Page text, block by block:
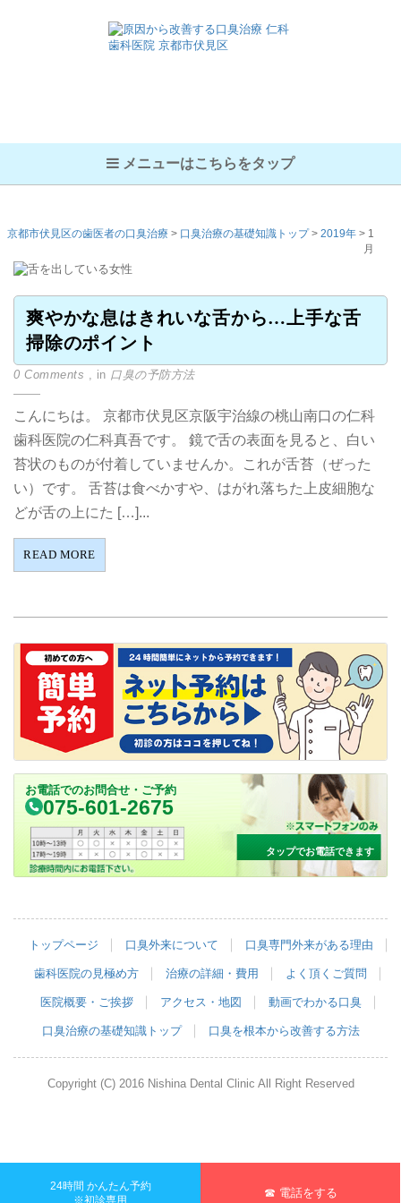
メニューはこちらをタップ
24時間 かんたん予約
※初診専用
☎ 電話をする
京都市伏見区の歯医者の口臭治療 > 口臭治療の基礎知識トップ> 2019年 > 1
月
爽やかな息はきれいな舌から…上手な舌
掃除のポイント
0 Comments , in 口臭の予防方法
こんにちは。 京都市伏見区京阪宇治線の桃山南口の仁科
歯科医院の仁科真吾です。 鏡で舌の表面を見ると、白い
苔状のものが付着していませんか。これが舌苔（ぜった
い）です。 舌苔は食べかすや、はがれ落ちた上皮細胞な
どが舌の上にた […]...
READ MORE
お電話でのお問合せ・ご予約
075-601-2675
タップでお電話できます
トップページ 口臭外来について 口臭専門外来がある理由
歯科医院の見極め方 治療の詳細・費用 よく頂くご質問
医院概要・ご挨拶 アクセス・地図 動画でわかる口臭
口臭治療の基礎知識トップ 口臭を根本から改善する方法
Copyright (C) 2016 Nishina Dental Clinic All Right Reserved